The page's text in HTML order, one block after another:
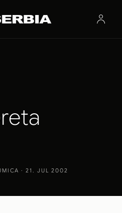
· 21. JUL 2002